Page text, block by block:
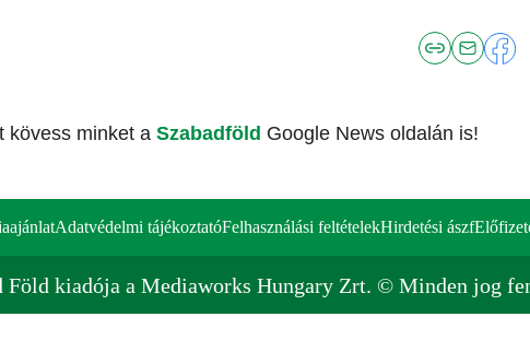
kövess minket a Szabadföld Google News oldalán is!
Adatvédelmi tájékoztatóFelhasználási feltételekHirdetési ászf
Föld kiadója a Mediaworks Hungary Zrt. © Minden jog